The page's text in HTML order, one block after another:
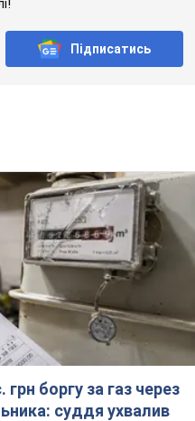
боргу за газ через
суддя ухвалив
Вояж
якого
був
в РФ йому